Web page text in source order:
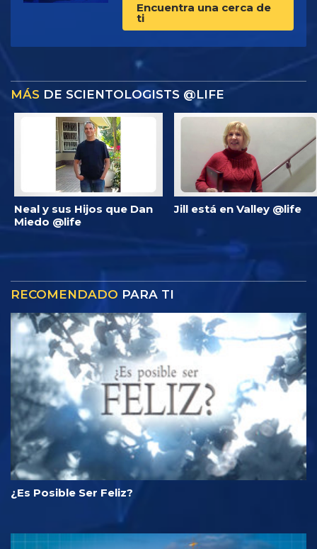
Encuentra una cerca de
ti
MÁS DE SCIENTOLOGISTS @LIFE
Neal y sus Hijos que Dan
Miedo @life
Jill está en Valley @life
RECOMENDADO PARA TI
¿Es Posible Ser Feliz?